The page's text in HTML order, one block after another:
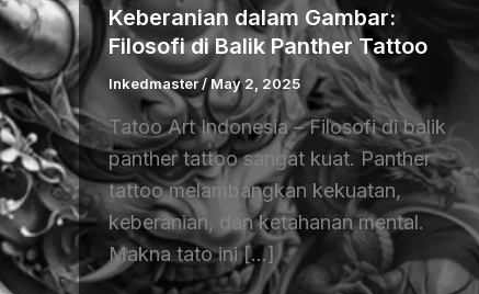
Keberanian dalam Gambar:
Filosofi di Balik Panther Tattoo
Inkedmaster/May 2, 2025
Tatoo Art Indonesia – Filosofi di balik
panther tattoo sangat kuat. Panther
tattoo melambangkan kekuatan,
keberanian, dan ketahanan mental.
Makna tato ini […]